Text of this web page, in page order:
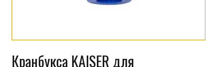
Кранбукса KAISER для